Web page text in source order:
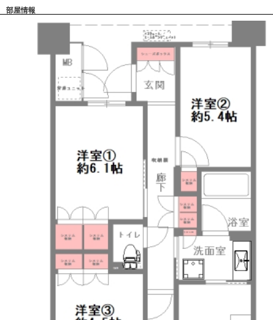
部屋情報